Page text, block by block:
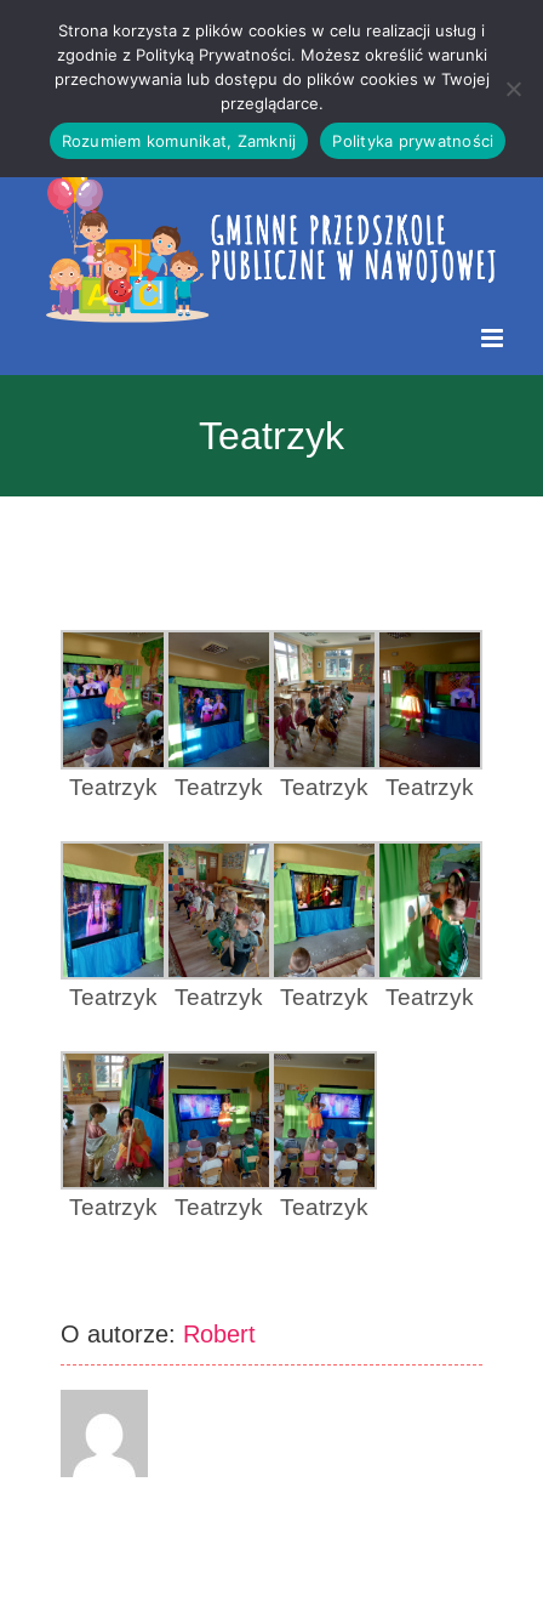
treści
strony
Teatrzyk
Teatrzyk Teatrzyk Teatrzyk Teatrzyk
Teatrzyk Teatrzyk Teatrzyk Teatrzyk
Teatrzyk Teatrzyk Teatrzyk
O autorze: Robert
Strona korzysta z plików cookies w celu realizacji usług i
zgodnie z Polityką Prywatności. Możesz określić warunki
przechowywania lub dostępu do plików cookies w Twojej
przeglądarce.
Rozumiem komunikat, Zamknij
Polityka prywatności